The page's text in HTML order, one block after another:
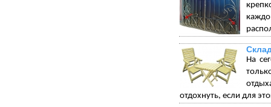
На
отдохнуть, если для